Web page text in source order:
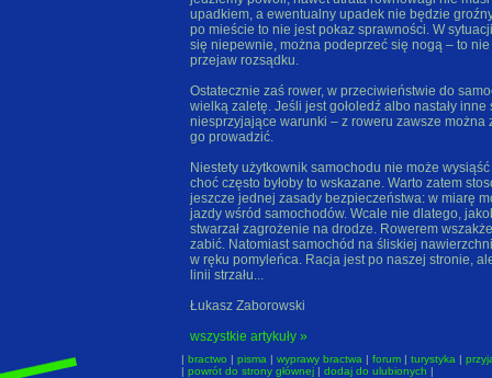
upadkiem, a ewentualny upadek nie będzie
po mieście to nie jest pokaz sprawności. W
się niepewnie, można podeprzeć się nogą – to
przejaw rozsądku.
Ostatecznie zaś rower, w przeciwieństwie do
wielką zaletę. Jeśli jest gołoledź albo nastały inne
niesprzyjające warunki – z roweru zawsze można
go prowadzić.
Niestety użytkownik samochodu nie może
choć często byłoby to wskazane. Warto zatem
jeszcze jednej zasady bezpieczeństwa: w miarę
jazdy wśród samochodów. Wcale nie dlatego,
stwarzał zagrożenie na drodze. Rowerem
zabić. Natomiast samochód na śliskiej
w ręku pomyleńca. Racja jest po naszej stronie,
linii strzału...
Łukasz Zaborowski
wszystkie artykuły »
| bractwo | pisma | wyprawy bractwa | forum | turystyka |
| powrót do strony głównej | dodaj do ulubionych |